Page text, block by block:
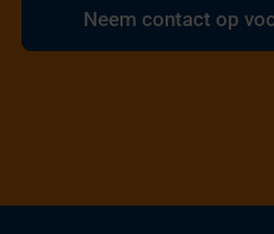
Neem contact op